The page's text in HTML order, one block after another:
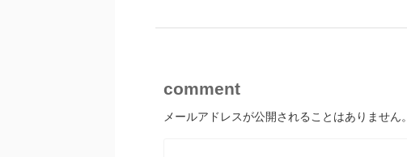
comment
メールアドレスが公開されることはありません。